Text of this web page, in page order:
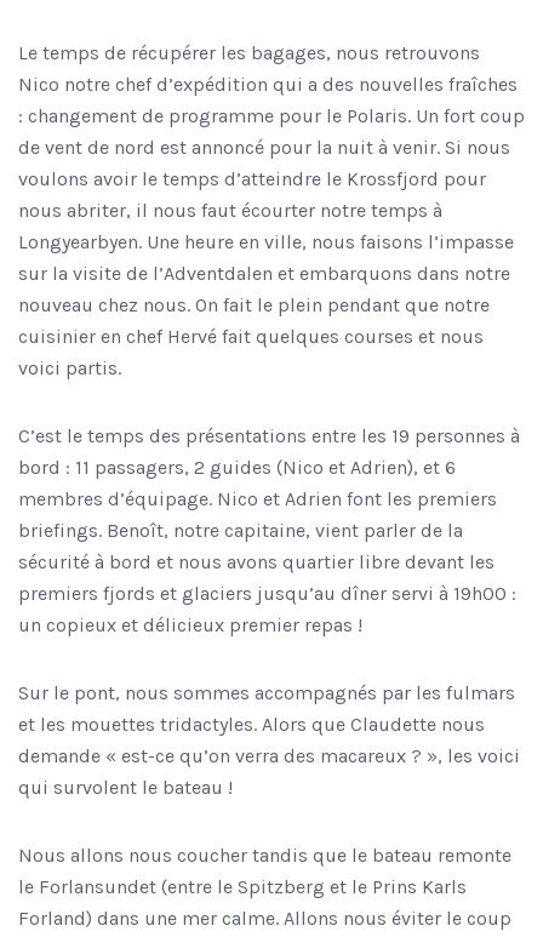
Le temps de récupérer les bagages, nous retrouvons
Nico notre chef d’expédition qui a des nouvelles fraîches
: changement de programme pour le Polaris. Un fort coup
de vent de nord est annoncé pour la nuit à venir. Si nous
voulons avoir le temps d’atteindre le Krossfjord pour
nous abriter, il nous faut écourter notre temps à
Longyearbyen. Une heure en ville, nous faisons l’impasse
sur la visite de l’Adventdalen et embarquons dans notre
nouveau chez nous. On fait le plein pendant que notre
cuisinier en chef Hervé fait quelques courses et nous
voici partis.
C’est le temps des présentations entre les 19 personnes à
bord : 11 passagers, 2 guides (Nico et Adrien), et 6
membres d’équipage. Nico et Adrien font les premiers
briefings. Benoît, notre capitaine, vient parler de la
sécurité à bord et nous avons quartier libre devant les
premiers fjords et glaciers jusqu’au dîner servi à 19h00 :
un copieux et délicieux premier repas !
Sur le pont, nous sommes accompagnés par les fulmars
et les mouettes tridactyles. Alors que Claudette nous
demande « est-ce qu’on verra des macareux ? », les voici
qui survolent le bateau !
Nous allons nous coucher tandis que le bateau remonte
le Forlansundet (entre le Spitzberg et le Prins Karls
Forland) dans une mer calme. Allons nous éviter le coup